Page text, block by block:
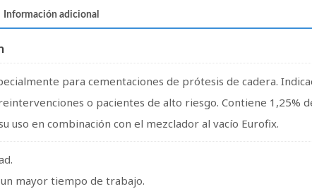
Información adicional
para cementaciones de prótesis de cadera.
o pacientes de alto riesgo. Contiene 1,25%
uso en combinación con el mezclador al vacío Eurofix.
mayor tiempo de trabajo.